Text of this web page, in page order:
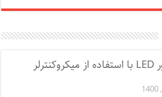
مدار دیمر پاور LED با استفاده از میکروکنترلر